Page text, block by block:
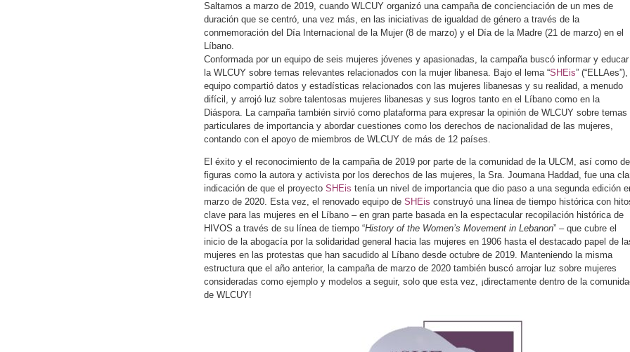
Saltamos a marzo de 2019, cuando WLCUY organizó una campaña de concienciación de un mes de
duración que se centró, una vez más, en las iniciativas de igualdad de género a través de la
conmemoración del Día Internacional de la Mujer (8 de marzo) y el Día de la Madre (21 de marzo) en el
Líbano.
Conformada por un equipo de seis mujeres jóvenes y apasionadas, la campaña buscó informar y
la WLCUY sobre temas relevantes relacionados con la mujer libanesa. Bajo el lema “SHEis” (“ELLAes”),
equipo compartió datos y estadísticas relacionados con las mujeres libanesas y su realidad, a menudo
difícil, y arrojó luz sobre talentosas mujeres libanesas y sus logros tanto en el Líbano como en la
Diáspora. La campaña también sirvió como plataforma para expresar la opinión de WLCUY sobre temas
particulares de importancia y abordar cuestiones como los derechos de nacionalidad de las mujeres,
contando con el apoyo de miembros de WLCUY de más de 12 países.
El éxito y el reconocimiento de la campaña de 2019 por parte de la comunidad de la ULCM, así como de
figuras como la autora y activista por los derechos de las mujeres, la Sra. Joumana Haddad, fue una
indicación de que el proyecto SHEis tenía un nivel de importancia que dio paso a una segunda edición
marzo de 2020. Esta vez, el renovado equipo de SHEis construyó una línea de tiempo histórica con
clave para las mujeres en el Líbano – en gran parte basada en la espectacular recopilación histórica de
HIVOS a través de su línea de tiempo “History of the Women’s Movement in Lebanon” – que cubre el
inicio de la abogacía por la solidaridad general hacia las mujeres en 1906 hasta el destacado papel de
mujeres en las protestas que han sacudido al Líbano desde octubre de 2019. Manteniendo la misma
estructura que el año anterior, la campaña de marzo de 2020 también buscó arrojar luz sobre mujeres
consideradas como ejemplo y modelos a seguir, solo que esta vez, ¡directamente dentro de la
de WLCUY!